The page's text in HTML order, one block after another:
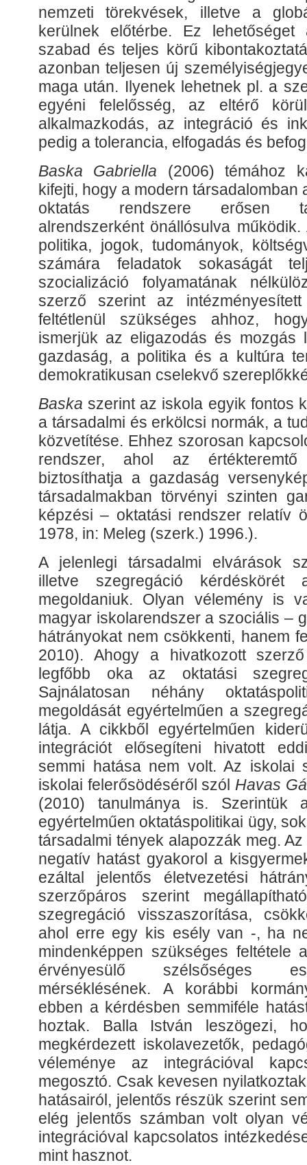
nemzeti törekvések, illetve a
kerülnek előtérbe. Ez
szabad és teljes körű
azonban teljesen új
maga után. Ilyenek lehetnek pl. a
egyéni felelősség, az eltérő
alkalmazkodás, az integráció és
pedig a tolerancia, elfogadás és
Baska Gabriella (2006) témához
kifejti, hogy a modern társadalomban
oktatás rendszere erősen
alrendszerként önállósulva
politika, jogok, tudományok,
számára feladatok sokaságát
szocializáció folyamatának
szerző szerint az
feltétlenül szükséges ahhoz,
ismerjük az eligazodás és mozgás
gazdaság, a politika és a kultúra
demokratikusan cselekvő
Baska szerint az iskola egyik fontos
a társadalmi és erkölcsi normák, a
közvetítése. Ehhez szorosan
rendszer, ahol az
biztosíthatja a gazdaság
társadalmakban törvényi szinten
képzési – oktatási rendszer relatív
1978, in: Meleg (szerk.) 1996.).
A jelenlegi társadalmi elvárások
illetve szegregáció kérdéskörét
megoldaniuk. Olyan vélemény is
magyar iskolarendszer a szociális –
hátrányokat nem csökkenti, hanem
2010). Ahogy a hivatkozott
legfőbb oka az oktatási
Sajnálatosan néhány
megoldását egyértelműen a
látja. A cikkből egyértelműen
integrációt elősegíteni hivatott
semmi hatása nem volt. Az iskolai
iskolai felerősödéséről szól Havas
(2010) tanulmánya is. Szerintük
egyértelműen oktatáspolitikai ügy,
társadalmi tények alapozzák meg.
negatív hatást gyakorol a
ezáltal jelentős életvezetési
szerzőpáros szerint
szegregáció visszaszorítása,
ahol erre egy kis esély van -, ha
mindenképpen szükséges feltétele
érvényesülő szélsőséges
mérséklésének. A korábbi
ebben a kérdésben semmiféle
hoztak. Balla István leszögezi,
megkérdezett iskolavezetők,
véleménye az integrációval
megosztó. Csak kevesen
hatásairól, jelentős részük szerint
elég jelentős számban volt olyan
integrációval kapcsolatos
mint hasznot.